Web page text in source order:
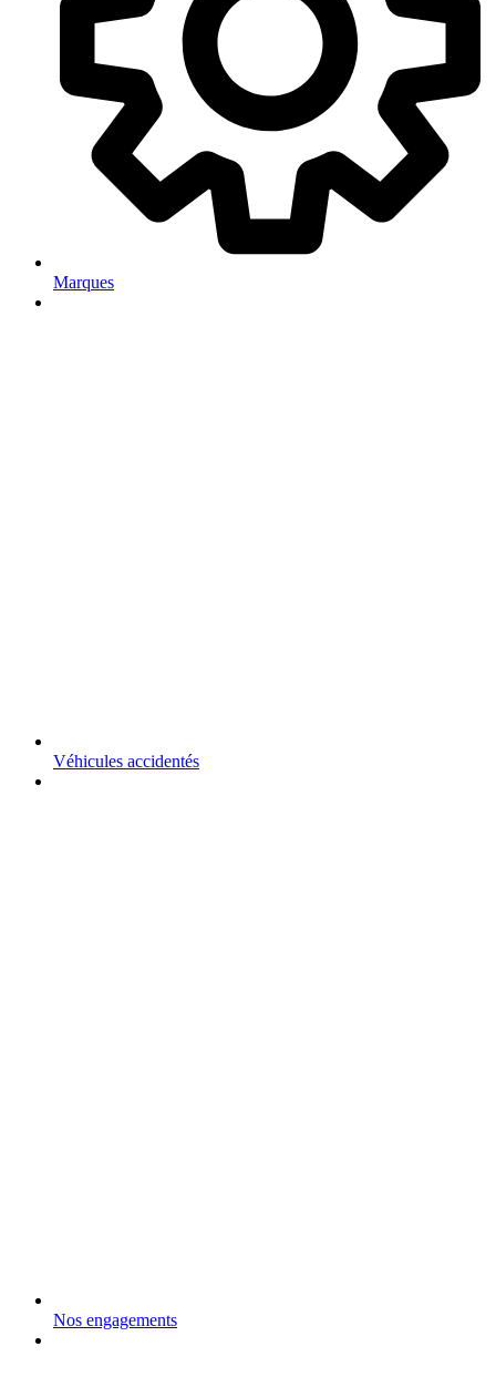
Marques
Véhicules accidentés
Nos engagements